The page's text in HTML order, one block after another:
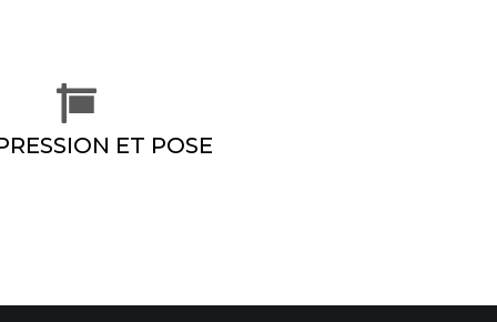
ET POSE